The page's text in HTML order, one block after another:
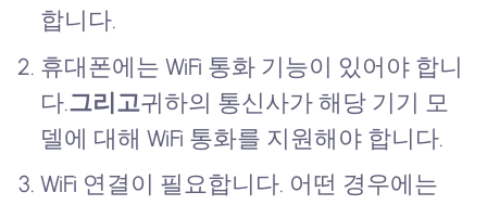
합니다.
휴대폰에는 WiFi 통화 기능이 있어야 합니
다.그리고귀하의 통신사가 해당 기기 모
델에 대해 WiFi 통화를 지원해야 합니다.
WiFi 연결이 필요합니다. 어떤 경우에는